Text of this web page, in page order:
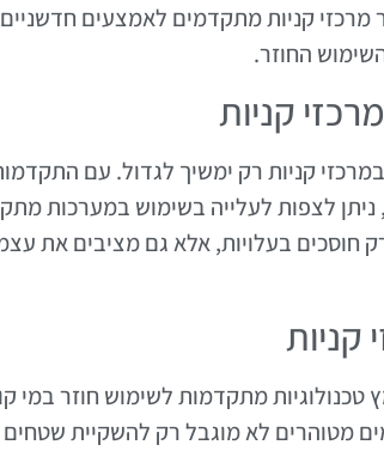
מרכזי קניות מתקדמים לאמצעים
החוזר.
קניות
קניות רק ימשיך לגדול. עם
ניתן לצפות לעלייה בשימוש במערכות
חוסכים בעלויות, אלא גם מציבים את
קניות
מתקדמות לשימוש חוזר במי
לא מוגבל רק להשקיית שטחים